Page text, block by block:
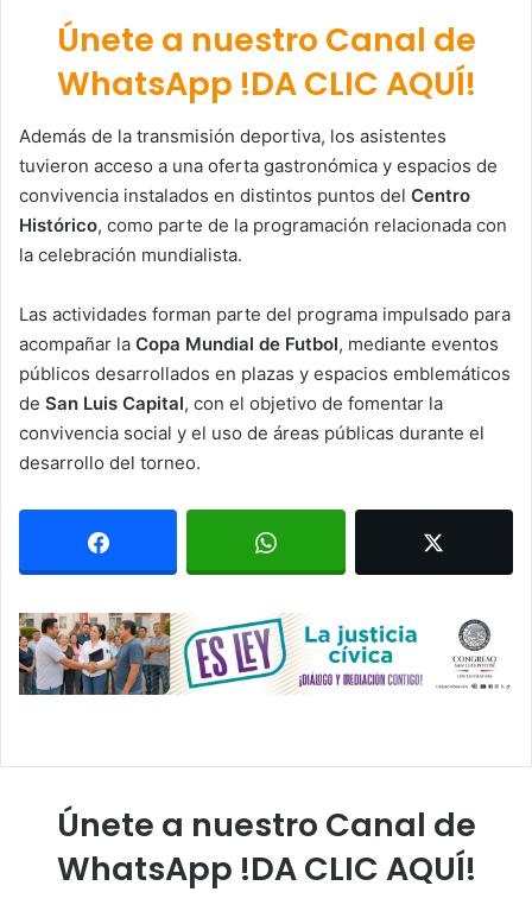
Únete a nuestro Canal de
WhatsApp !DA CLIC AQUÍ!
Además de la transmisión deportiva, los asistentes
tuvieron acceso a una oferta gastronómica y espacios de
convivencia instalados en distintos puntos del Centro
Histórico, como parte de la programación relacionada con
la celebración mundialista.
Las actividades forman parte del programa impulsado para
acompañar la Copa Mundial de Futbol, mediante eventos
públicos desarrollados en plazas y espacios emblemáticos
de San Luis Capital, con el objetivo de fomentar la
convivencia social y el uso de áreas públicas durante el
desarrollo del torneo.
Únete a nuestro Canal de
WhatsApp !DA CLIC AQUÍ!